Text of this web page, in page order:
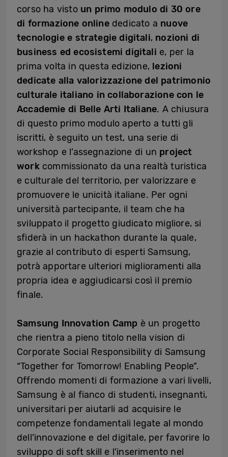
corso ha visto un primo modulo di 30 ore
di formazione onlinededicato a nuove
tecnologie e strategie digitali, nozioni di
business ed ecosistemi digitali e, per la
prima volta in questa edizione, lezioni
dedicate alla valorizzazione del patrimonio
culturale italiano in collaborazione con le
Accademie di Belle Arti Italiane. A chiusura
di questo primo modulo aperto a tutti gli
iscritti, è seguito un test, una serie di
workshop e l’assegnazione di un project
work commissionato da una realtà turistica
e culturale del territorio, per valorizzare e
promuovere le unicità italiane. Per ogni
università partecipante, il team che ha
sviluppato il progetto giudicato migliore, si
sfiderà in un hackathon durante la quale,
grazie al contributo di esperti Samsung,
potrà apportare ulteriori miglioramenti alla
propria idea e aggiudicarsi così il premio
finale.
Samsung Innovation Camp è un progetto
che rientra a pieno titolo nella vision di
Corporate Social Responsibility di Samsung
“Together for Tomorrow! Enabling People”.
Offrendo momenti di formazione a vari livelli,
Samsung è al fianco di studenti, insegnanti,
universitari per aiutarli ad acquisire le
competenze fondamentali legate al mondo
dell’innovazione e del digitale, per favorire lo
sviluppo di soft skill e l’inserimento nel